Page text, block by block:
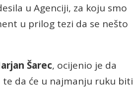
u Agenciji, za koju smo
u prilog tezi da se nešto
Šarec, ocijenio je da
da će u najmanju ruku biti